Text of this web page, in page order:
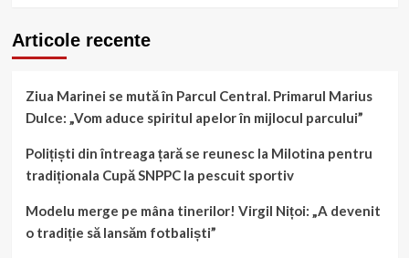
decedat
Articole recente
Ziua Marinei se mută în Parcul Central. Primarul Marius
Dulce: „Vom aduce spiritul apelor în mijlocul parcului”
Polițiști din întreaga țară se reunesc la Milotina pentru
tradiționala Cupă SNPPC la pescuit sportiv
Modelu merge pe mâna tinerilor! Virgil Nițoi: „A devenit
o tradiție să lansăm fotbaliști”